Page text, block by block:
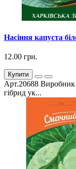
Насіння капуста
12.00 грн.
Купити
Арт.20688 Виробник
гібрид ук...